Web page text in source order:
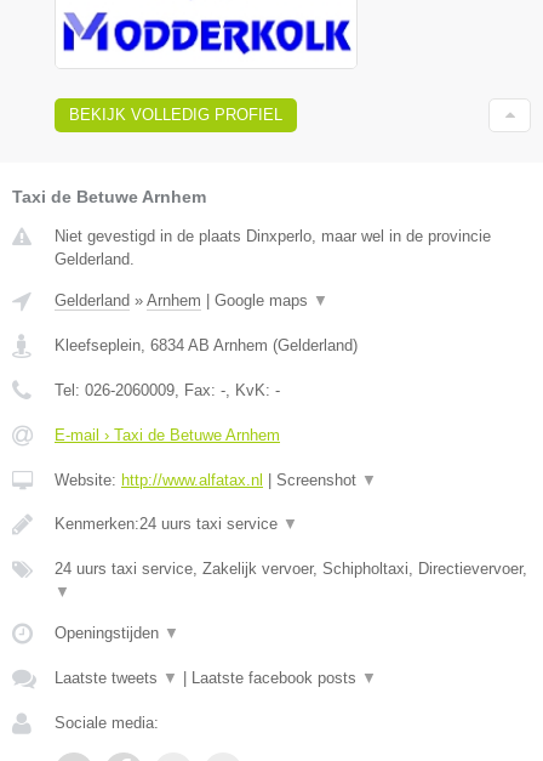
BEKIJK VOLLEDIG PROFIEL
Taxi de Betuwe Arnhem
Niet gevestigd in de plaats Dinxperlo, maar wel in de provincie
Gelderland.
Gelderland » Arnhem Google maps ▼
Kleefseplein, 6834 AB Arnhem (Gelderland)
Tel: 026-2060009, Fax: -, KvK: -
E-mail › Taxi de Betuwe Arnhem
Website: http://www.alfatax.nl Screenshot ▼
Kenmerken:24 uurs taxi service ▼
24 uurs taxi service, Zakelijk vervoer, Schipholtaxi, Directievervoer,
▼
Openingstijden ▼
Laatste tweets ▼ Laatste facebook posts ▼
Sociale media: